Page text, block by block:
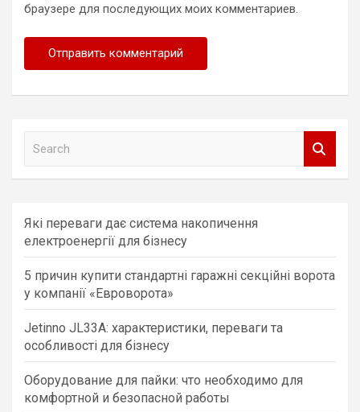
браузере для последующих моих комментариев.
h
Які переваги дає система накопичення
електроенергії для бізнесу
5 причин купити стандартні гаражні секційні ворота
у компанії «Евроворота»
Jetinno JL33A: характеристики, переваги та
особливості для бізнесу
Оборудование для пайки: что необходимо для
комфортной и безопасной работы